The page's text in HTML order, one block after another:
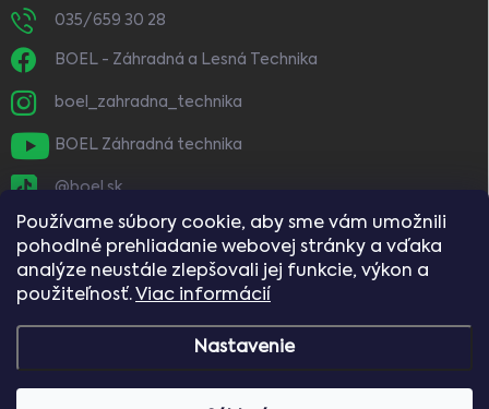
Používame súbory cookie, aby sme vám umožnili
pohodlné prehliadanie webovej stránky a vďaka
analýze neustále zlepšovali jej funkcie, výkon a
použiteľnosť. Viac informácií
Nastavenie
035/659 30 28
BOEL - Záhradná a Lesná Technika
boel_zahradna_technika
BOEL Záhradná technika
@boel.sk